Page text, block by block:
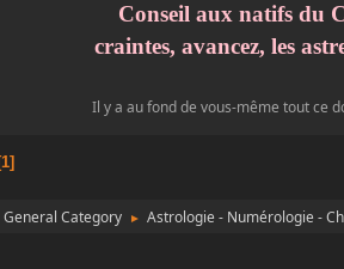
Conseil aux natifs du
craintes, avancez, les
Il y a au fond de vous-même tout ce
1
General Category ► Astrologie - Numérologie -